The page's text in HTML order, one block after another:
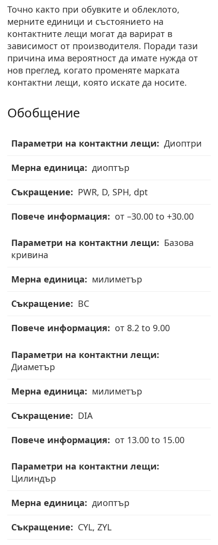
Точно както при обувките и облеклото,
мерните единици и състоянието на
контактните лещи могат да варират в
зависимост от производителя. Поради тази
причина има вероятност да имате нужда от
нов преглед, когато променяте марката
контактни лещи, която искате да носите.
Обобщение
Параметри
контактни
единица
Съкращение
информация
Диоптри
диоптър
PWR, D, SPH, dpt
от –30.00 to +30.00
Базова
кривина
милиметър
BC
от 8.2 to 9.00
Диаметър
милиметър
DIA
от 13.00 to 15.00
Цилиндър
диоптър
CYL, ZYL